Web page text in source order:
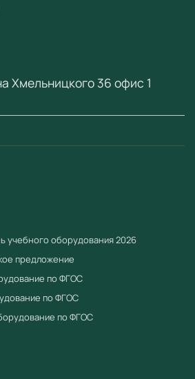
(904) 115-00-56
— поставщик
по ФГОС с 2018 года.
учебного оборудования 2026
предложение
по ФГОС
по ФГОС
по ФГОС
Хмельницкого 36 офис 1